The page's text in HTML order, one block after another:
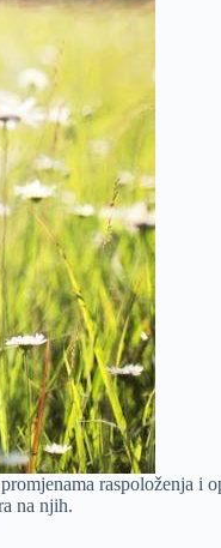
raspoloženja i
na njih.